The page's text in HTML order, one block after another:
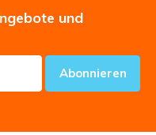
und
Abonnieren